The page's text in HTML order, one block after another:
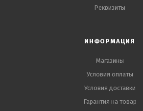
Реквизиты
ИНФОРМАЦИЯ
Магазины
Условия оплаты
Условия доставки
Гарантия на товар